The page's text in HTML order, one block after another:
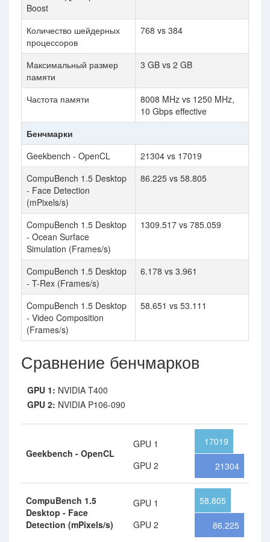
Boost
Количество шейдерных
процессоров
768 vs 384
Максимальный размер
памяти
3 GB vs 2 GB
Частота памяти
8008 MHz vs 1250 MHz,
10 Gbps effective
Бенчмарки
Geekbench - OpenCL
21304 vs 17019
CompuBench 1.5 Desktop
- Face Detection
(mPixels/s)
86.225 vs 58.805
CompuBench 1.5 Desktop
- Ocean Surface
Simulation (Frames/s)
1309.517 vs 785.059
CompuBench 1.5 Desktop
- T-Rex (Frames/s)
6.178 vs 3.961
CompuBench 1.5 Desktop
- Video Composition
(Frames/s)
58.651 vs 53.111
Сравнение бенчмарков
GPU 1: NVIDIA T400
GPU 2: NVIDIA P106-090
Geekbench - OpenCL
GPU 1
GPU 2
17019
21304
CompuBench 1.5
Desktop - Face
Detection (mPixels/s)
GPU 1
GPU 2
58.805
86.225